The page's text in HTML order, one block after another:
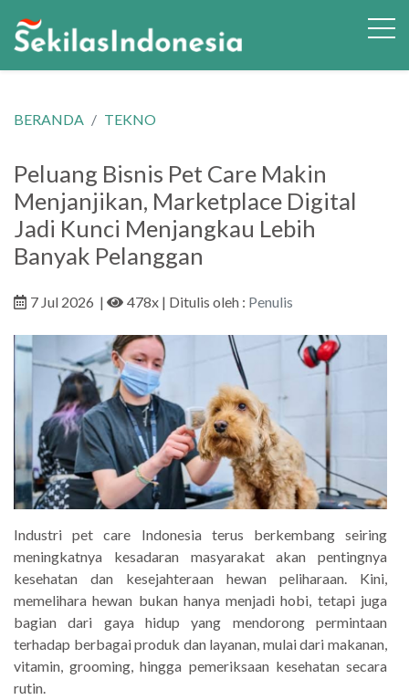
BERANDA TEKNO
Peluang Bisnis Pet Care Makin
Menjanjikan, Marketplace Digital
Jadi Kunci Menjangkau Lebih
Banyak Pelanggan
7 Jul 2026 | 478x | Ditulis oleh : Penulis
Industri pet care Indonesia terus berkembang seiring
meningkatnya kesadaran masyarakat akan pentingnya
kesehatan dan kesejahteraan hewan peliharaan. Kini,
memelihara hewan bukan hanya menjadi hobi, tetapi juga
bagian dari gaya hidup yang mendorong permintaan
terhadap berbagai produk dan layanan, mulai dari makanan,
vitamin, grooming, hingga pemeriksaan kesehatan secara
rutin.